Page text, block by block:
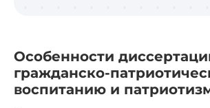
Особенности
гражданско-
воспитанию и